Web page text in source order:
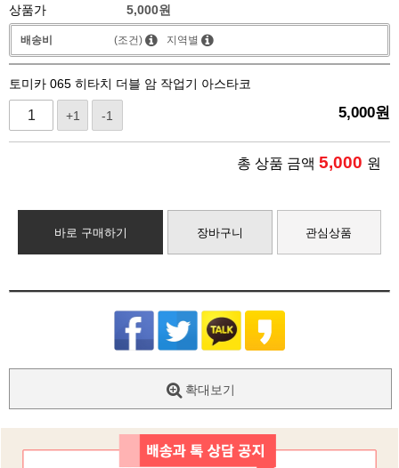
상품가
5,000원
배송비 (조건) 지역별
토미카 065 히타치 더블 암 작업기 아스타코
+1 -1 5,000원
총 상품 금액 5,000 원
바로 구매하기 장바구니 관심상품
확대보기